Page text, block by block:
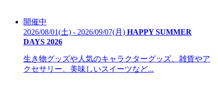
開催中
2026/08/01(土) - 2026/09/07(月) HAPPY SUMMER
DAYS 2026
生き物グッズや人気のキャラクターグッズ、雑貨やア
クセサリー、美味しいスイーツなど...